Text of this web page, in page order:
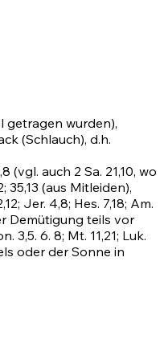
getragen wurden),
(Schlauch), d.h.
(vgl. auch 2 Sa. 21,10, wo
; 35,13 (aus Mitleiden),
; Jer. 4,8; Hes. 7,18; Am.
Demütigung teils vor
3,5. 6. 8; Mt. 11,21; Luk.
oder der Sonne in